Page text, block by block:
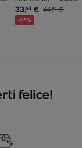
33,60 € 44,80 €
-25%
felice!